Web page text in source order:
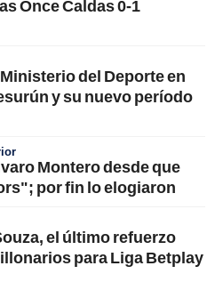
Once Caldas 0-1
del Deporte en
y su nuevo período
Montero desde que
por fin lo elogiaron
el último refuerzo
para Liga Betplay